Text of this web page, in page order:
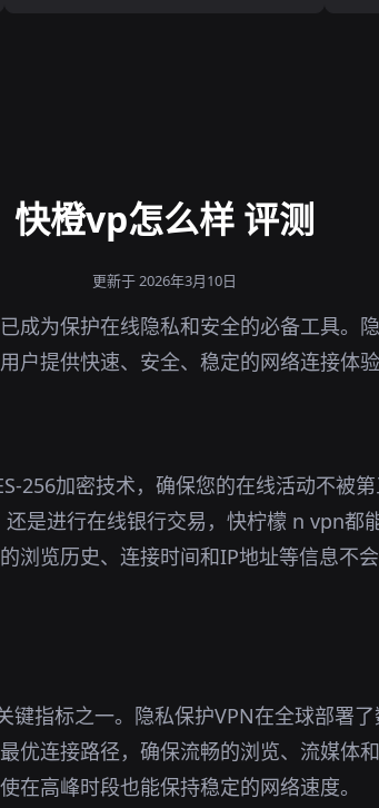
快橙vp怎么样 评测
更新于 2026年3月10日
成为保护在线隐私和安全的必备工具。
户提供快速、安全、稳定的网络连接体验
256加密技术，确保您的在线活动不被
是进行在线银行交易，快柠檬 n vpn都
浏览历史、连接时间和IP地址等信息不
键指标之一。隐私保护VPN在全球部署
优连接路径，确保流畅的浏览、流媒体
在高峰时段也能保持稳定的网络速度。